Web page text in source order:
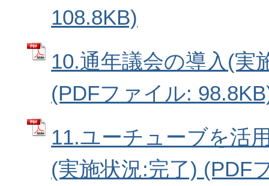
108.8KB)
10.通年議会の導入(実
(PDFファイル:
11.ユーチューブを活
(実施状況:完了) (PDF